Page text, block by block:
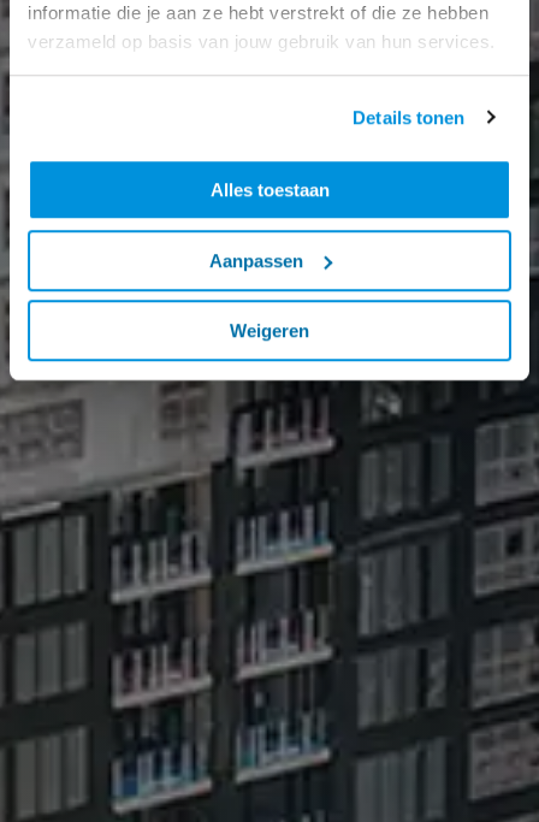
informatie die je aan ze hebt verstrekt of die ze hebben
verzameld op basis van jouw gebruik van hun services.
Details tonen
Alles toestaan
Aanpassen
Weigeren